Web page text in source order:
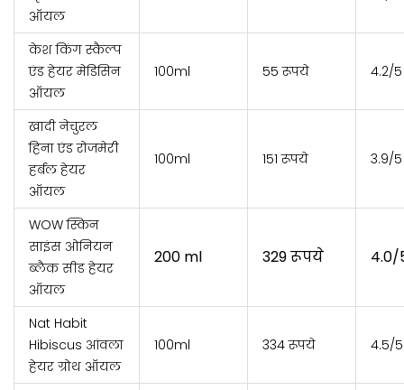
ऑयल
केश किंग स्कैल्प
एंड हेयर मेडिसिन
ऑयल
100ml 55 रूपये 4.2/5
खादी नेचुरल
हिना एंड रोजमेरी
हर्बल हेयर
ऑयल
100ml 151 रूपये 3.9/5
WOW स्किन
साइंस ओनियन
ब्लैक सीड हेयर
ऑयल
200 ml 329 रूपये 4.0/
Nat Habit
Hibiscus आंवला
हेयर ग्रोथ ऑयल
100ml 334 रूपये 4.5/5